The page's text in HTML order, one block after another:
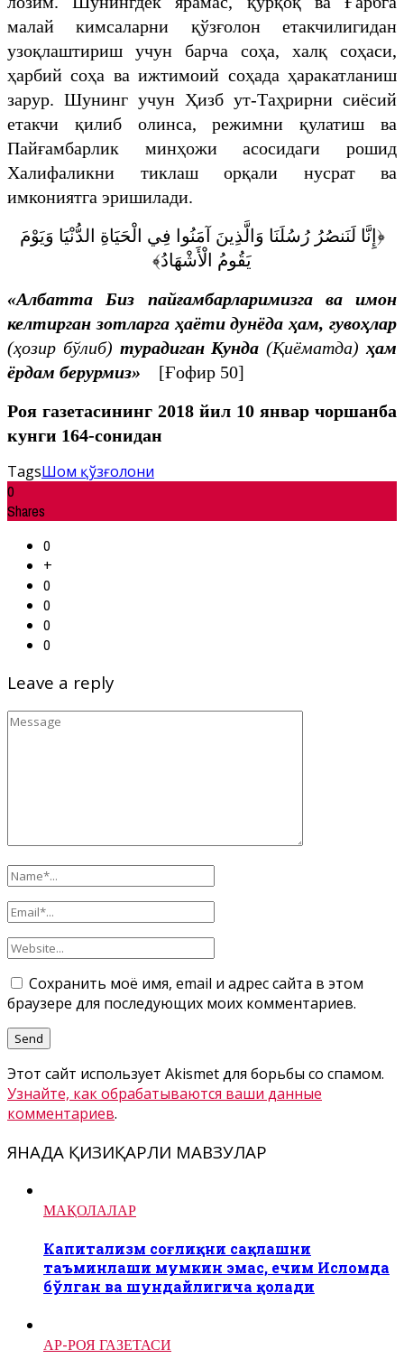
малай кимсаларни қўзғолон етакчилигидан
узоқлаштириш учун барча соҳа, халқ соҳаси,
ҳарбий соҳа ва ижтимоий соҳада ҳаракатланиш
зарур. Шунинг учун Ҳизб ут-Таҳрирни сиёсий
етакчи қилиб олинса, режимни қулатиш ва
Пайғамбарлик минҳожи асосидаги рошид
Халифаликни тиклаш орқали нусрат ва
имкониятга эришилади.
﴿إِنَّا لَنَنصُرُ رُسُلَنَا وَالَّذِينَ آمَنُوا فِي الْحَيَاةِ الدُّنْيَا وَيَوْمَ
يَقُومُ الْأَشْهَادُ﴾
«Албатта Биз пайғамбарларимизга ва имон
келтирган зотларга ҳаёти дунёда ҳам, гувоҳлар
(ҳозир бўлиб) турадиган Кунда(Қиёматда)ҳам
ёрдам берурмиз» [Ғофир 50]
Роя газетасининг 2018 йил 10 январ чоршанба
кунги 164-сонидан
TagsШом қўзғолони
0
Shares
0
+
0
0
0
0
Leave a reply
Сохранить моё имя, email и адрес сайта в этом
браузере для последующих моих комментариев.
Этот сайт использует Akismet для борьбы со спамом.
Узнайте, как обрабатываются ваши данные
комментариев.
ЯНАДА ҚИЗИҚАРЛИ МАВЗУЛАР
МАҚОЛАЛАР
Капитализм соғлиқни сақлашни
таъминлаши мумкин эмас, ечим Исломда
бўлган ва шундайлигича қолади
АР-РОЯ ГАЗЕТАСИ